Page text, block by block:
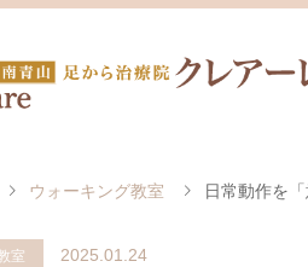
ウォーキング教室 日常動作を
室 2025.01.24